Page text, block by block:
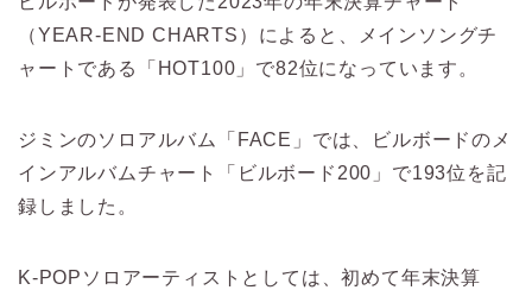
（YEAR-END CHARTS）によると、メインソングチ
ャートである「HOT100」で82位になっています。
ジミンのソロアルバム「FACE」では、ビルボードのメ
インアルバムチャート「ビルボード200」で193位を記
録しました。
K-POPソロアーティストとしては、初めて年末決算